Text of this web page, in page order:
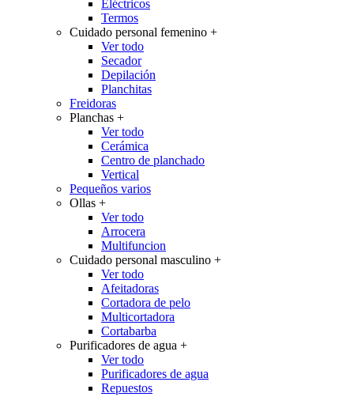
Eléctricos
Termos
Cuidado personal femenino +
Ver todo
Secador
Depilación
Planchitas
Freidoras
Planchas +
Ver todo
Cerámica
Centro de planchado
Vertical
Pequeños varios
Ollas +
Ver todo
Arrocera
Multifuncion
Cuidado personal masculino +
Ver todo
Afeitadoras
Cortadora de pelo
Multicortadora
Cortabarba
Purificadores de agua +
Ver todo
Purificadores de agua
Repuestos